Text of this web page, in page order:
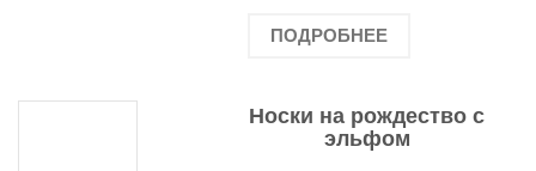
ПОДРОБНЕЕ
Носки на рождество с
эльфом